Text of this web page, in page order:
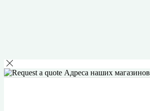
Адреса наших магазинов